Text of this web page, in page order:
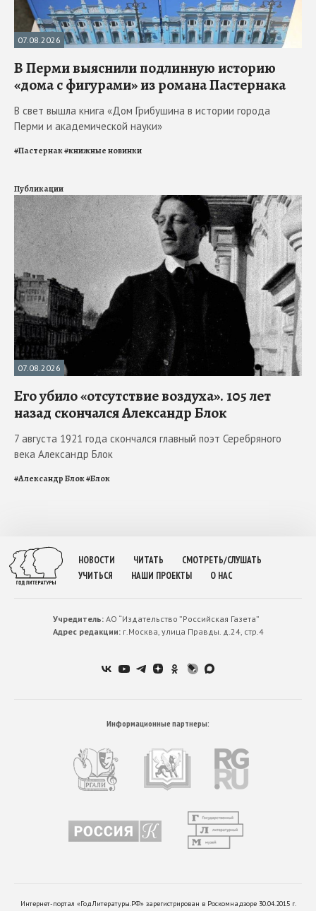
07.08.2026
В Перми выяснили подлинную историю
«дома с фигурами» из романа Пастернака
В свет вышла книга «Дом Грибушина в истории города
Перми и академической науки»
#Пастернак#книжные новинки
Публикации
07.08.2026
Его убило «отсутствие воздуха». 105 лет
назад скончался Александр Блок
7 августа 1921 года скончался главный поэт Серебряного
века Александр Блок
#Александр Блок#Блок
НОВОСТИ ЧИТАТЬ
СМОТРЕТЬ/СЛУШАТЬ
УЧИТЬСЯ
НАШИ ПРОЕКТЫ О НАС
Учредитель:АО “Издательство ”Российская Газета”
Адрес редакции:г.Москва, улица Правды. д.24, стр.4
Информационные партнеры:
Интернет-портал «ГодЛитературы.РФ» зарегистрирован в Роскомнадзоре 30.04.2015 г.